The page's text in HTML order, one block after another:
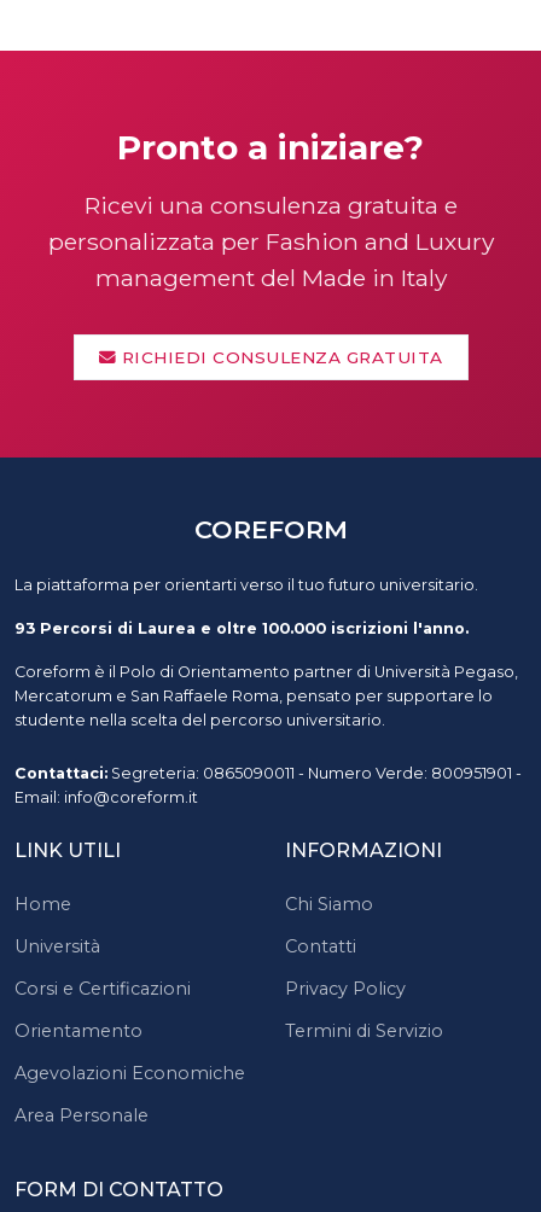
Pronto a iniziare?
Ricevi una consulenza gratuita e
personalizzata per Fashion and Luxury
management del Made in Italy
RICHIEDI CONSULENZA GRATUITA
COREFORM
La piattaforma per orientarti verso il tuo futuro universitario.
93 Percorsi di Laurea e oltre 100.000 iscrizioni l'anno.
Coreform è il Polo di Orientamento partner di Università Pegaso,
Mercatorum e San Raffaele Roma, pensato per supportare lo
studente nella scelta del percorso universitario.
Contattaci: Segreteria: 0865090011 - Numero Verde: 800951901 -
Email: info@coreform.it
LINK UTILI
Home
Università
Corsi e Certificazioni
Orientamento
Agevolazioni Economiche
Area Personale
INFORMAZIONI
Chi Siamo
Contatti
Privacy Policy
Termini di Servizio
FORM DI CONTATTO